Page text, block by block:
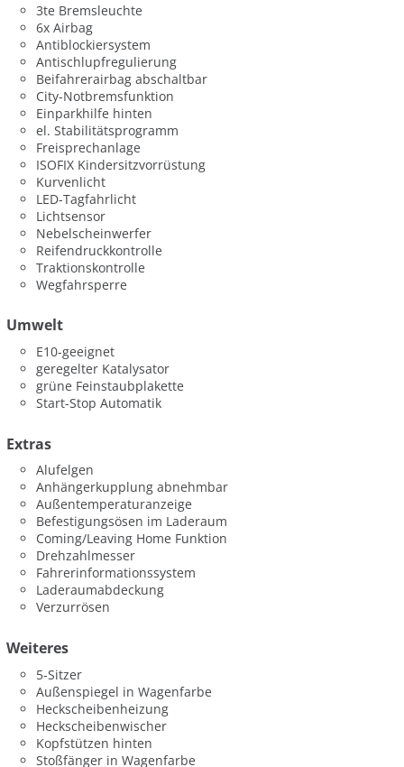
3te Bremsleuchte
6x Airbag
Antiblockiersystem
Antischlupfregulierung
Beifahrerairbag abschaltbar
City-Notbremsfunktion
Einparkhilfe hinten
el. Stabilitätsprogramm
Freisprechanlage
ISOFIX Kindersitzvorrüstung
Kurvenlicht
LED-Tagfahrlicht
Lichtsensor
Nebelscheinwerfer
Reifendruckkontrolle
Traktionskontrolle
Wegfahrsperre
Umwelt
E10-geeignet
geregelter Katalysator
grüne Feinstaubplakette
Start-Stop Automatik
Extras
Alufelgen
Anhängerkupplung abnehmbar
Außentemperaturanzeige
Befestigungsösen im Laderaum
Coming/Leaving Home Funktion
Drehzahlmesser
Fahrerinformationssystem
Laderaumabdeckung
Verzurrösen
Weiteres
5-Sitzer
Außenspiegel in Wagenfarbe
Heckscheibenheizung
Heckscheibenwischer
Kopfstützen hinten
Stoßfänger in Wagenfarbe